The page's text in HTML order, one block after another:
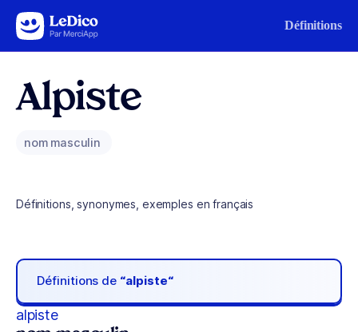
Aller au contenu Définitions
Alpiste
nom masculin
Définitions, synonymes, exemples en français
Définitions de “alpiste“
alpiste